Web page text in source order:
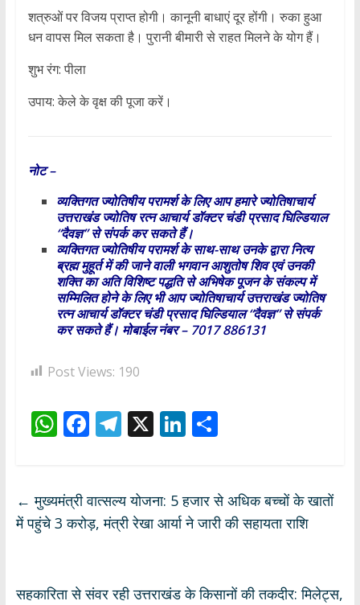
शत्रुओं पर विजय प्राप्त होगी। कानूनी बाधाएं दूर होंगी। रुका हुआ
धन वापस मिल सकता है। पुरानी बीमारी से राहत मिलने के योग हैं।
शुभ रंग: पीला
उपाय: केले के वृक्ष की पूजा करें।
नोट –
व्यक्तिगत ज्योतिषीय परामर्श के लिए आप हमारे ज्योतिषाचार्य
उत्तराखंड ज्योतिष रत्न आचार्य डॉक्टर चंडी प्रसाद घिल्डियाल
“दैवज्ञ” से संपर्क कर सकते हैं।
व्यक्तिगत ज्योतिषीय परामर्श के साथ-साथ उनके द्वारा नित्य
ब्रह्म मुहूर्त में की जाने वाली भगवान आशुतोष शिव एवं उनकी
शक्ति का अति विशिष्ट पद्धति से अभिषेक पूजन के संकल्प में
सम्मिलित होने के लिए भी आप ज्योतिषाचार्य उत्तराखंड ज्योतिष
रत्न आचार्य डॉक्टर चंडी प्रसाद घिल्डियाल “दैवज्ञ” से संपर्क
कर सकते हैं। मोबाईल नंबर – 7017 886131
Post Views: 190
W
s
A
F
b
o
T
gr
a
X Li
e
dI
S
e
← मुख्यमंत्री वात्सल्य योजना: 5 हजार से अधिक बच्चों के खातों
में पहुंचे 3 करोड़, मंत्री रेखा आर्या ने जारी की सहायता राशि
सहकारिता से संवर रही उत्तराखंड के किसानों की तकदीर: मिलेट्स,